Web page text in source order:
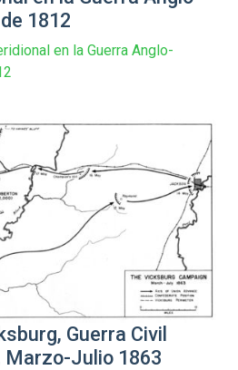
1812
en la Guerra Anglo-
Guerra Civil
Marzo-Julio 1863